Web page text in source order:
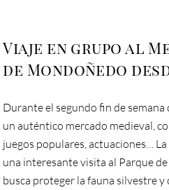
Viaje en grupo al
de Mondoñedo
Durante el segundo fin de
un auténtico mercado medieval,
juegos populares, actuaciones…
una interesante visita al Parque
busca proteger la fauna silvestre